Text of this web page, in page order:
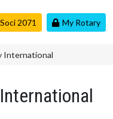
2071 My Rotary
International